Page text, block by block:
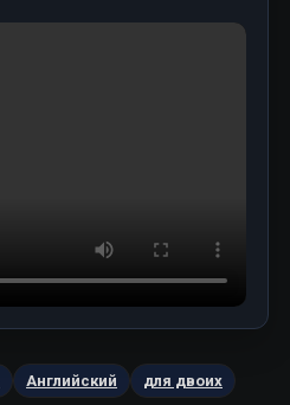
Английский
для двоих